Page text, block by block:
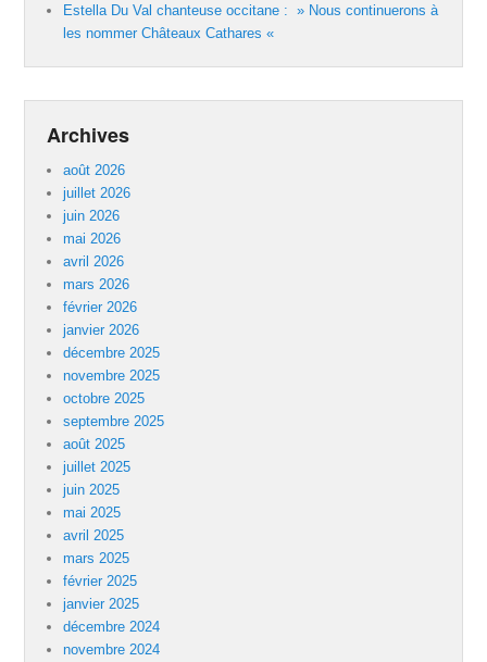
Estella Du Val chanteuse occitane : » Nous continuerons à
les nommer Châteaux Cathares «
Archives
août 2026
juillet 2026
juin 2026
mai 2026
avril 2026
mars 2026
février 2026
janvier 2026
décembre 2025
novembre 2025
octobre 2025
septembre 2025
août 2025
juillet 2025
juin 2025
mai 2025
avril 2025
mars 2025
février 2025
janvier 2025
décembre 2024
novembre 2024